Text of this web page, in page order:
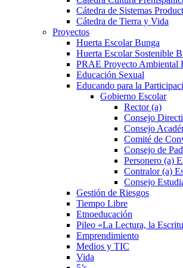
Cátedra de Sistemas
Cátedra de Tierra y Vida
Proyectos
Huerta Escolar Bunga
Huerta Escolar Sostenible
PRAE Proyecto Ambiental
Educación Sexual
Educando para la
Gobierno Escolar
Rector (a)
Consejo
Consejo
Comité de
Consejo de
Personero (a)
Contralor (a)
Consejo
Gestión de Riesgos
Tiempo Libre
Etnoeducación
Pileo «La Lectura, la
Emprendimiento
Medios y TIC
Vida